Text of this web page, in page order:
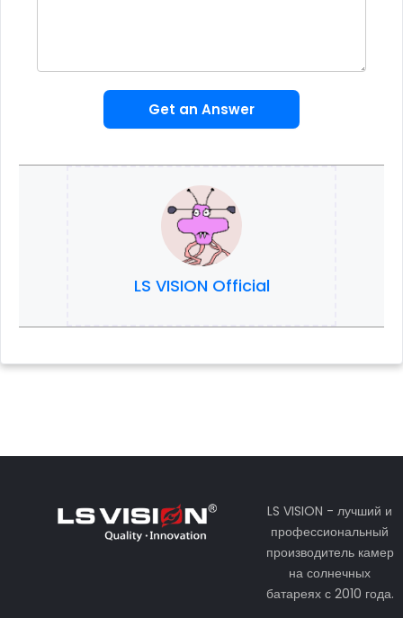
Get an Answer
LS VISION Official
LS VISION - лучший и
профессиональный
производитель камер
на солнечных
батареях с 2010 года.